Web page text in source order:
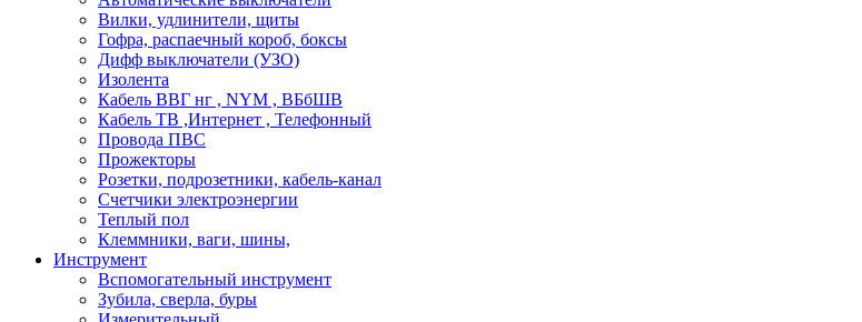
Вилки, удлинители, щиты
Гофра, распаечный короб, боксы
Дифф выключатели (УЗО)
Изолента
Кабель ВВГ нг , NYM , ВБбШВ
Кабель ТВ ,Интернет , Телефонный
Провода ПВС
Прожекторы
Розетки, подрозетники, кабель-канал
Счетчики электроэнергии
Теплый пол
Клеммники, ваги, шины,
Инструмент
Вспомогательный инструмент
Зубила, сверла, буры